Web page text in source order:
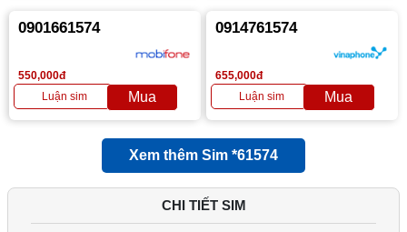
0901661574
550,000đ
0914761574
655,000đ
Xem thêm Sim *61574
CHI TIẾT SIM